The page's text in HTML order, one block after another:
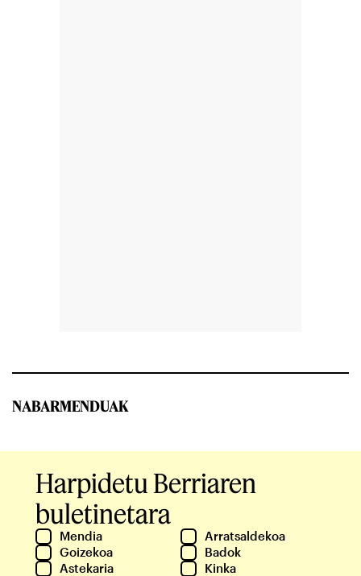
NABARMENDUAK
Harpidetu Berriaren
buletinetara
Mendia
Arratsaldekoa
Goizekoa
Badok
Astekaria
Kinka